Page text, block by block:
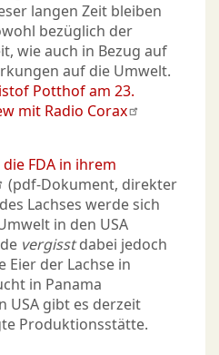
langen Zeit bleiben
bezüglich der
wie auch in Bezug auf
auf die Umwelt.
Potthof am 23.
mit Radio Corax
die FDA in ihrem
(pdf-Dokument, direkter
Lachses werde sich
in den USA
vergisstdabei jedoch
Eier der Lachse in
in Panama
USA gibt es derzeit
Produktionsstätte.